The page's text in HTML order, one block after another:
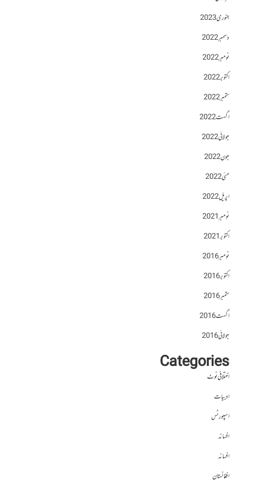
جنوری 2023
دسمبر 2022
نومبر 2022
اکتوبر 2022
ستمبر 2022
اگست 2022
جولائی 2022
جون 2022
مئی 2022
اپریل 2022
نومبر 2021
اکتوبر 2021
نومبر 2016
اکتوبر 2016
ستمبر 2016
اگست 2016
جولائی 2016
Categories
اختلافی نوٹ
ادبیات
اسپورٹس
افسانہ
افسانہ
افغانستان